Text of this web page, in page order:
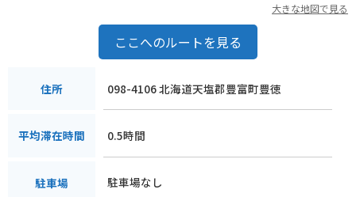
大きな地図で見る
ここへのルートを見る
住所 098-4106 北海道天塩郡豊富町豊徳
平均滞在時間 0.5時間
駐車場 駐車場なし